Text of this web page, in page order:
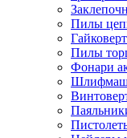
Пилы
Пилы
Фонари